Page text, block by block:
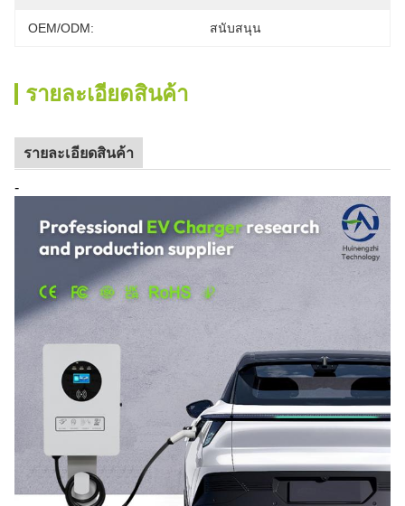
OEM/ODM: สนับสนุน
รายละเอียดสินค้า
รายละเอียดสินค้า
-